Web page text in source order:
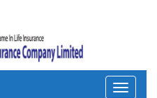
Toggle